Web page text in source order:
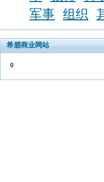
军事
组织
希腊商业网站
0